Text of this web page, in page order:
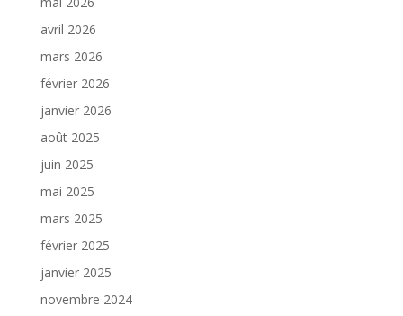
avril 2026
mars 2026
février 2026
janvier 2026
août 2025
juin 2025
mai 2025
mars 2025
février 2025
janvier 2025
novembre 2024